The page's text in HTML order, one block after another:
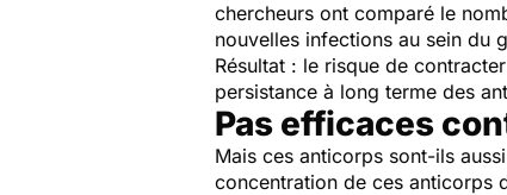
chercheurs ont comparé le
nouvelles infections au sein du
Résultat : le risque de
persistance à long terme des
Pas efficaces
Mais ces anticorps sont-ils
concentration de ces anticorps